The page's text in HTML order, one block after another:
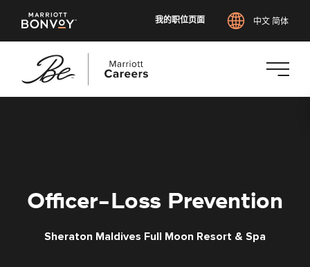
我的职位页面 中文 简体
Officer-Loss Prevention
Sheraton Maldives Full Moon Resort & Spa